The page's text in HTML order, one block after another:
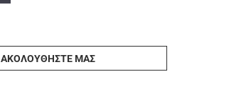
ΑΚΟΛΟΥΘΉΣΤΕ ΜΑΣ